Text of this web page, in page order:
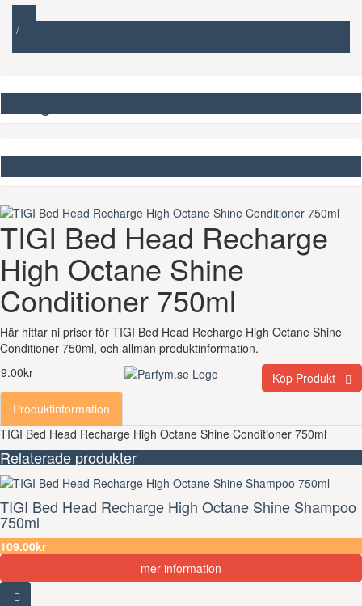
TIGI Bed Head Recharge
High Octane Shine
Conditioner 750ml
Här hittar ni priser för TIGI Bed Head Recharge High Octane Shine
Conditioner 750ml, och allmän produktinformation.
Köp Produkt
Produktinformation
TIGI Bed Head Recharge High Octane Shine Conditioner 750ml
Relaterade produkter
TIGI Bed Head Recharge High Octane Shine Shampoo
750ml
109.00kr
mer information